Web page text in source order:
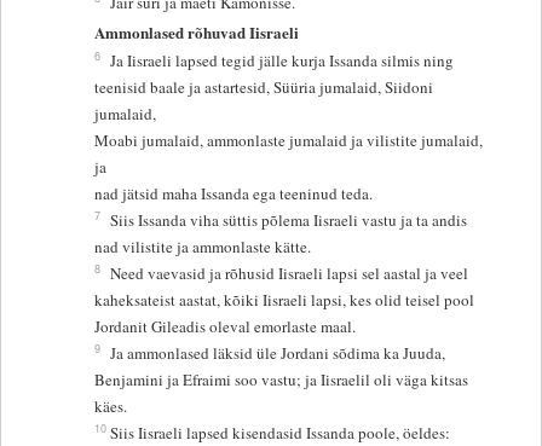
Ammonlased rõhuvad Iisraeli
6 Ja Iisraeli lapsed tegid jälle kurja Issanda silmis ning
teenisid baale ja astartesid, Süüria jumalaid, Siidoni
jumalaid,
Moabi jumalaid, ammonlaste jumalaid ja vilistite jumalaid,
ja
nad jätsid maha Issanda ega teeninud teda.
7 Siis Issanda viha süttis põlema Iisraeli vastu ja ta andis
nad vilistite ja ammonlaste kätte.
8 Need vaevasid ja rõhusid Iisraeli lapsi sel aastal ja veel
kaheksateist aastat, kõiki Iisraeli lapsi, kes olid teisel pool
Jordanit Gileadis oleval emorlaste maal.
9 Ja ammonlased läksid üle Jordani sõdima ka Juuda,
Benjamini ja Efraimi soo vastu; ja Iisraelil oli väga kitsas
käes.
10 Siis Iisraeli lapsed kisendasid Issanda poole, öeldes: